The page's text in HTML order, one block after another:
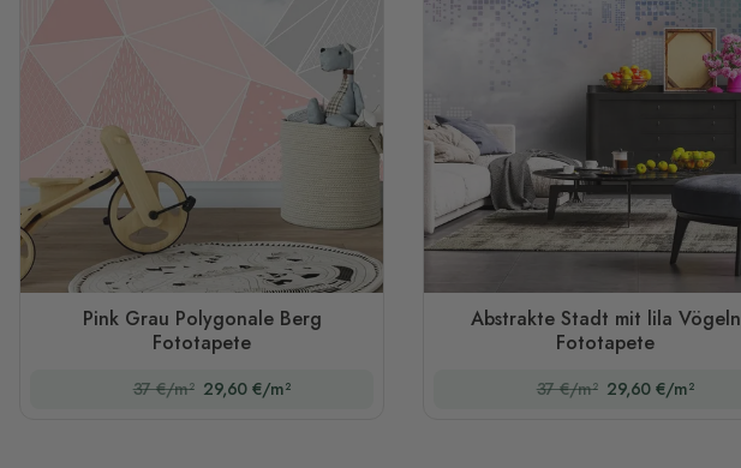
Pink Grau Polygonale Berg
Fototapete
37 €/m² 29,60 €/m²
Abstrakte Stadt mit lila Vögeln
Fototapete
37 €/m² 29,60 €/m²